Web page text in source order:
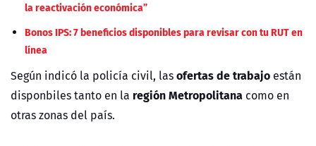
la reactivación económica”
Bonos IPS: 7 beneficios disponibles para revisar con tu RUT en
línea
Según indicó la policía civil, lasofertas de trabajo están
disponbiles tanto en la región Metropolitana como en
otras zonas del país.